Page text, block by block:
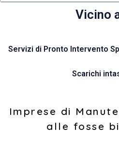
Vicino
Servizi di Pronto Intervento
Scarichi
Imprese di
alle fosse